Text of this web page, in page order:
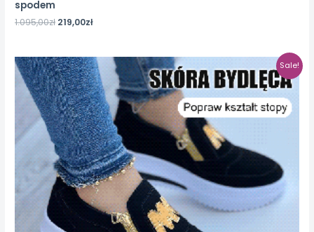
spodem
1.095,00zł 219,00zł
Sale!